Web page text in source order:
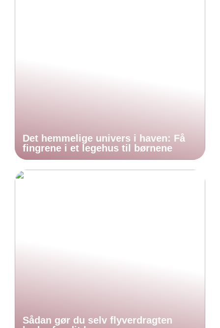
Det hemmelige univers i haven: Få
fingrene i et legehus til børnene
Sådan gør du selv flyverdragten